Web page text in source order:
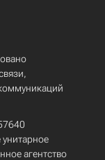
агентство